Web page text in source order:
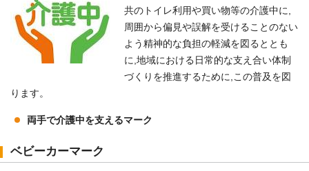
共のトイレ利用や買い物等の介護中に,
周囲から偏見や誤解を受けることのない
よう精神的な負担の軽減を図るととも
に,地域における日常的な支え合い体制
づくりを推進するために,この普及を図
ります。
両手で介護中を支えるマーク
ベビーカーマーク